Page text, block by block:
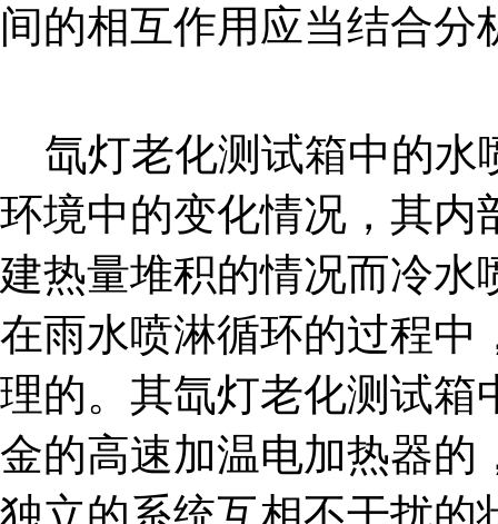
间的相互作用应当结合分
氙灯老化测试箱中的水
环境中的变化情况，其内
建热量堆积的情况而冷水
在雨水喷淋循环的过程中
理的。其氙灯老化测试箱
金的高速加温电加热器的